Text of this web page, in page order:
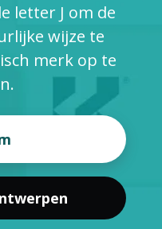
letter J om de
wijze te
merk op te